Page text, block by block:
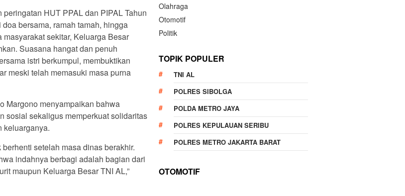
HUT PPAL dan PIPAL Tahun
bersama, ramah tamah, hingga
sekitar, Keluarga Besar
Suasana hangat dan penuh
istri berkumpul, membuktikan
meski telah memasuki masa purna
Margono menyampaikan bahwa
sosial sekaligus memperkuat solidaritas
keluarganya.
setelah masa dinas berakhir.
indahnya berbagi adalah bagian dari
maupun Keluarga Besar TNI AL,”
Olahraga
Otomotif
Politik
TOPIK POPULER
TNI AL
POLRES SIBOLGA
POLDA METRO JAYA
POLRES KEPULAUAN SERIBU
POLRES METRO JAKARTA BARAT
OTOMOTIF